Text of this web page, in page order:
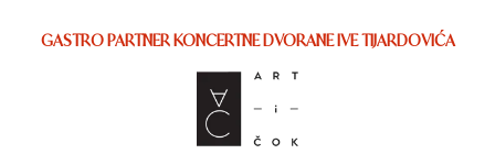
GASTRO PARTNER KONCERTNE DVORANE IVE TIJARDOVIĆA